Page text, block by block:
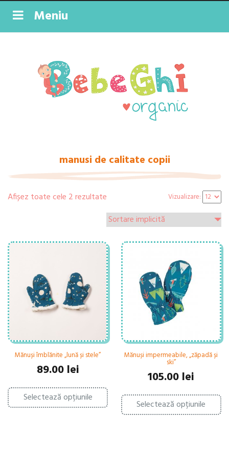
Meniu
manusi de calitate copii
Afișez toate cele 2 rezultate Vizualizare:
Mănuși îmblănite „lună și stele”
89.00 lei
Selectează opțiunile
Acest
produs
are
Mănuși impermeabile, „zăpadă și
ski”
105.00 lei
Selectează opțiunile